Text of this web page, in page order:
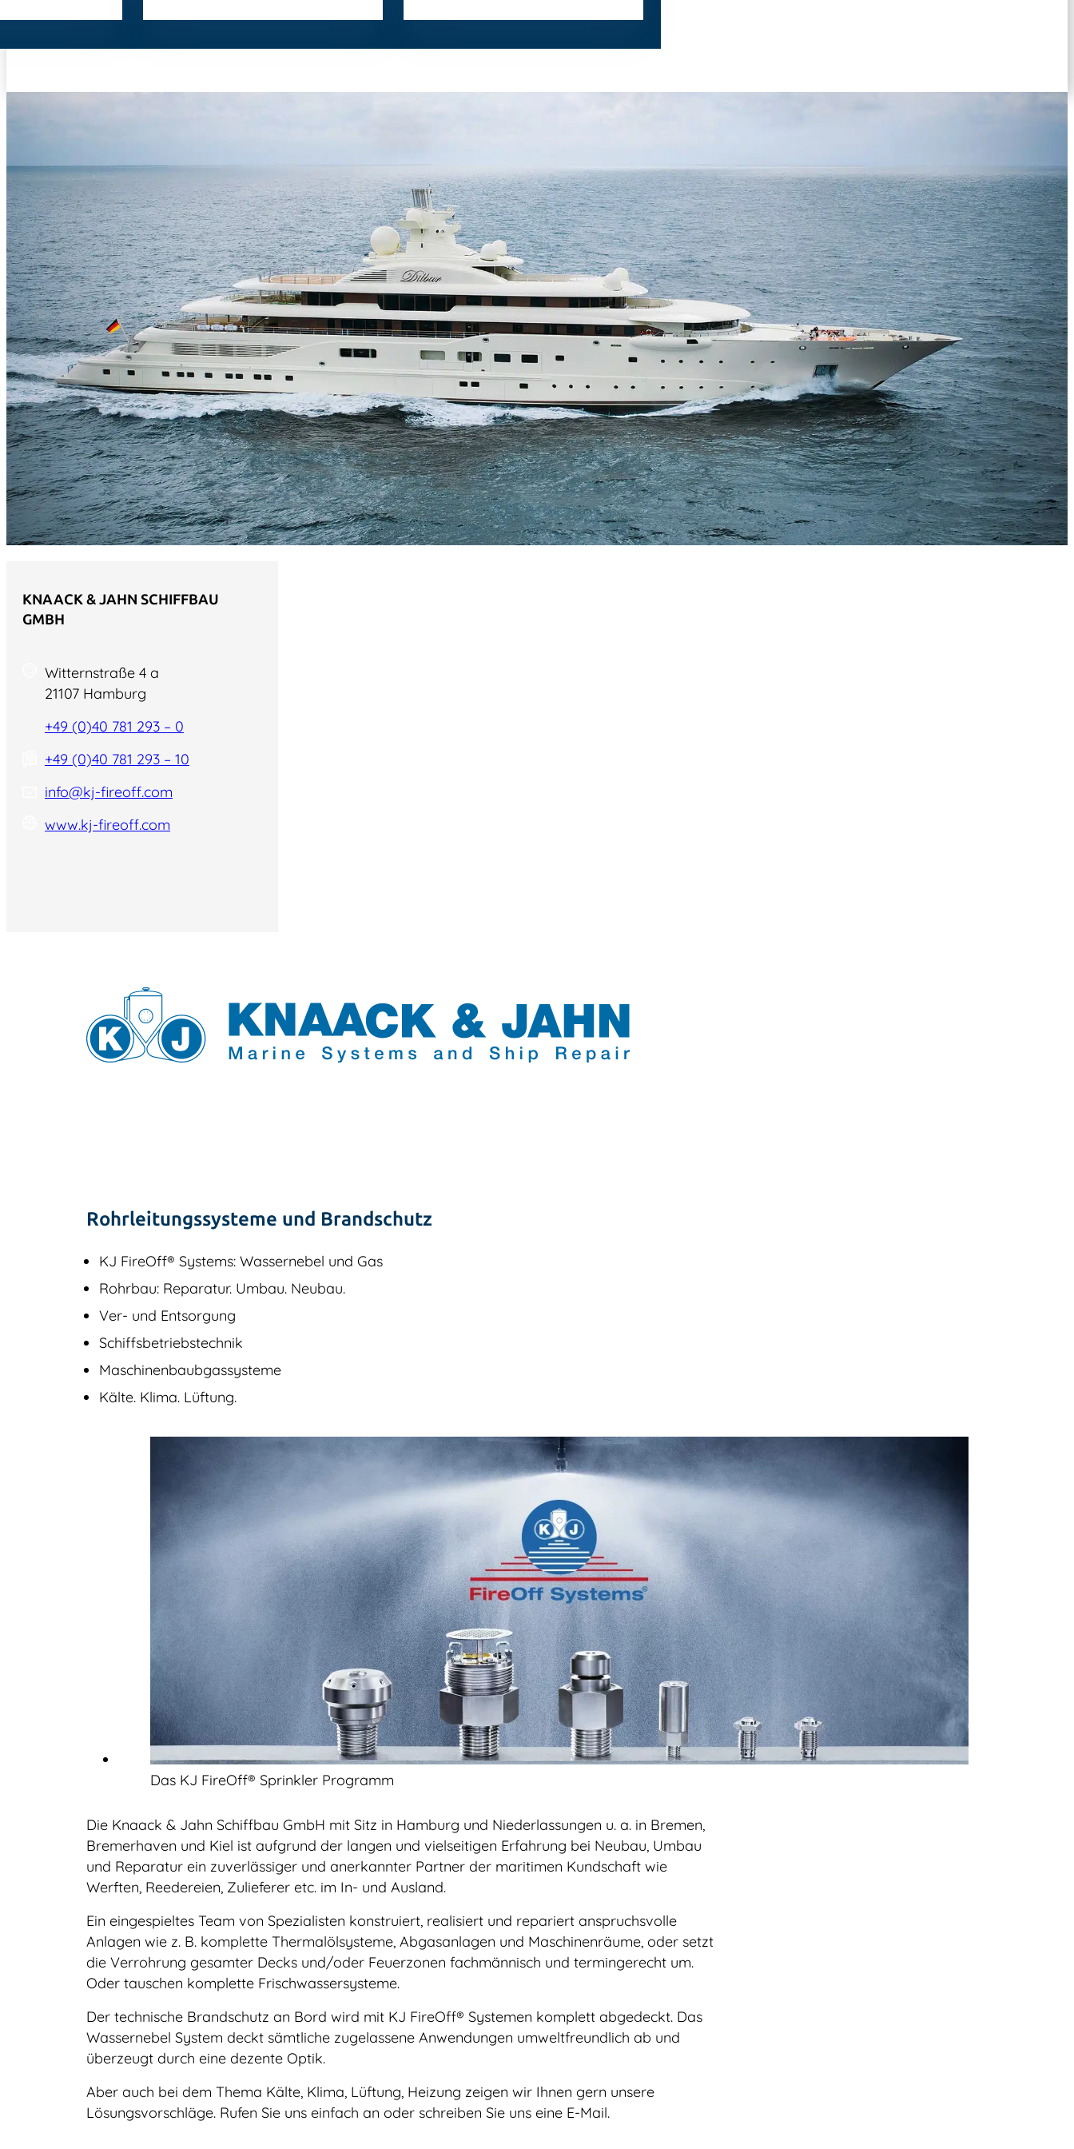
KNAACK & JAHN SCHIFFBAU
GMBH
Witternstraße 4 a
21107 Hamburg
+49 (0)40 781 293 – 0
+49 (0)40 781 293 – 10
info@kj-fireoff.com
www.kj-fireoff.com
Rohrleitungssysteme und Brandschutz
KJ FireOff® Systems: Wassernebel und Gas
Rohrbau: Reparatur. Umbau. Neubau.
Ver- und Entsorgung
Schiffsbetriebstechnik
Maschinenbaubgassysteme
Kälte. Klima. Lüftung.
Das KJ FireOff® Sprinkler Programm
Die Knaack & Jahn Schiffbau GmbH mit Sitz in Hamburg und Niederlassungen u. a. in Bremen,
Bremerhaven und Kiel ist aufgrund der langen und vielseitigen Erfahrung bei Neubau, Umbau
und Reparatur ein zuverlässiger und anerkannter Partner der maritimen Kundschaft wie
Werften, Reedereien, Zulieferer etc. im In- und Ausland.
Ein eingespieltes Team von Spezialisten konstruiert, realisiert und repariert anspruchsvolle
Anlagen wie z. B. komplette Thermalölsysteme, Abgasanlagen und Maschinenräume, oder setzt
die Verrohrung gesamter Decks und/oder Feuerzonen fachmännisch und termingerecht um.
Oder tauschen komplette Frischwassersysteme.
Der technische Brandschutz an Bord wird mit KJ FireOff® Systemen komplett abgedeckt. Das
Wassernebel System deckt sämtliche zugelassene Anwendungen umweltfreundlich ab und
überzeugt durch eine dezente Optik.
Aber auch bei dem Thema Kälte, Klima, Lüftung, Heizung zeigen wir Ihnen gern unsere
Lösungsvorschläge. Rufen Sie uns einfach an oder schreiben Sie uns eine E-Mail.